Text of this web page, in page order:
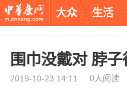
大众 生活
围巾没戴对 脖子
2019-10-23 14:11 0人阅读